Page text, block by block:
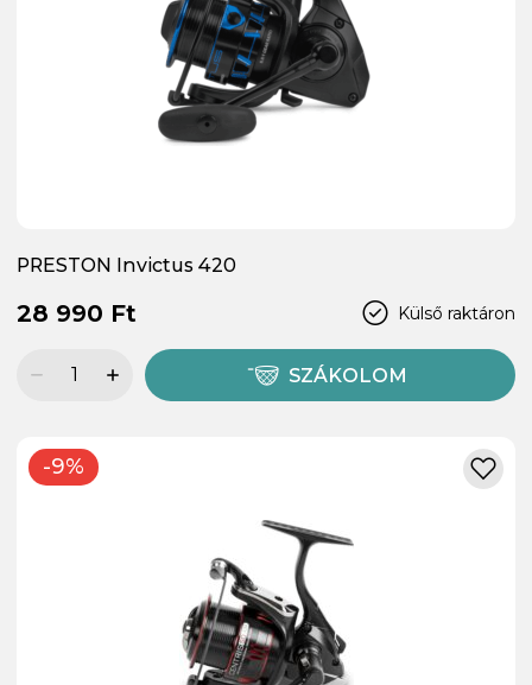
PRESTON Invictus 420
Külső raktáron
28 990 Ft
SZÁKOLOM
-9%